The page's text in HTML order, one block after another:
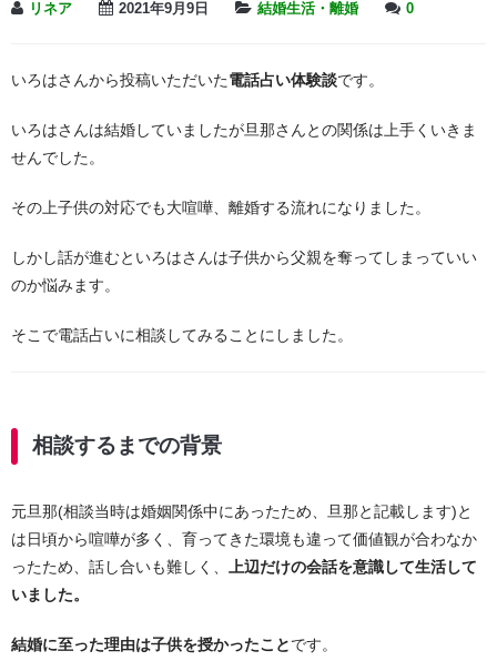
リネア 2021年9月9日 結婚生活・離婚 0
いろはさんから投稿いただいた電話占い体験談です。
いろはさんは結婚していましたが旦那さんとの関係は上手くいきま
せんでした。
その上子供の対応でも大喧嘩、離婚する流れになりました。
しかし話が進むといろはさんは子供から父親を奪ってしまっていい
のか悩みます。
そこで電話占いに相談してみることにしました。
相談するまでの背景
元旦那(相談当時は婚姻関係中にあったため、旦那と記載します)と
は日頃から喧嘩が多く、育ってきた環境も違って価値観が合わなか
ったため、話し合いも難しく、
上辺だけの会話を意識して生活して
いました。
結婚に至った理由は子供を授かったことです。